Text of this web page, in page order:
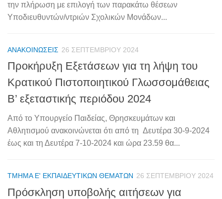
την πλήρωση με επιλογή των παρακάτω θέσεων
Υποδιευθυντών/ντριών Σχολικών Μονάδων...
ΑΝΑΚΟΙΝΏΣΕΙΣ 26 ΣΕΠΤΕΜΒΡΊΟΥ 2024
Προκήρυξη Εξετάσεων για τη λήψη του
Κρατικού Πιστοποιητικού Γλωσσομάθειας
Β’ εξεταστικής περιόδου 2024
Από το Υπουργείο Παιδείας, Θρησκευμάτων και
Αθλητισμού ανακοινώνεται ότι από τη Δευτέρα 30-9-2024
έως και τη Δευτέρα 7-10-2024 και ώρα 23.59 θα...
ΤΜΉΜΑ Ε' ΕΚΠΑΙΔΕΥΤΙΚΏΝ ΘΕΜΆΤΩΝ 26 ΣΕΠΤΕΜΒΡΊΟΥ 2024
Πρόσκληση υποβολής αιτήσεων για